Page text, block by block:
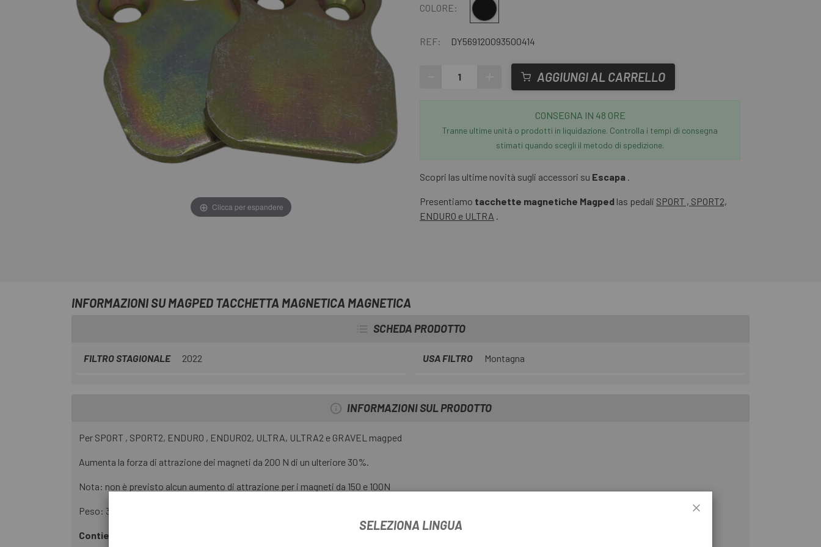
Clicca per espandere
COLORE: Multiplo
REF: DY569120093500414
AGGIUNGI AL CARRELLO
CONSEGNA IN 48 ORE
Tranne ultime unità o prodotti in liquidazione. Controlla i tempi di consegna
stimati quando scegli il metodo di spedizione.
Scopri las ultime novità sugli accessori su Escapa .
Presentiamo tacchette magnetiche Magped las pedali SPORT , SPORT2,
ENDURO e ULTRA .
INFORMAZIONI SU MAGPED TACCHETTA MAGNETICA MAGNETICA
SCHEDA PRODOTTO
FILTRO STAGIONALE 2022 USA FILTRO Montagna
INFORMAZIONI SUL PRODOTTO
Per SPORT , SPORT2, ENDURO , ENDURO2, ULTRA, ULTRA2 e GRAVEL magped
Aumenta la forza di attrazione dei magneti da 200 N di un ulteriore 30%.
Nota: non è previsto alcun aumento di attrazione per i magneti da 150 e 100N
Peso: 32 g per piatto
Contiene
SELEZIONA LINGUA